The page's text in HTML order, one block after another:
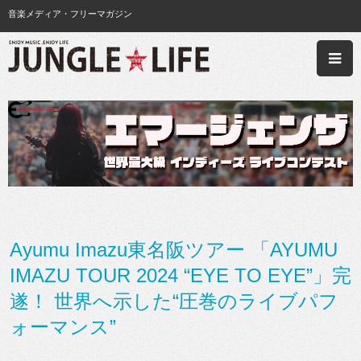
音楽メディア・フリーマガジン
Ayumu Imazu東名阪ツアー 「AYUMU
IMAZU TOUR 2024 “EYE TO EYE”」完
遂！ 世界へ示した“圧巻のライブパフ
ォーマンス”